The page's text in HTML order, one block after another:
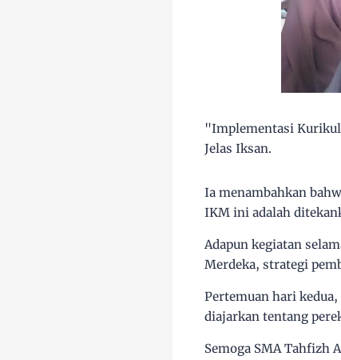
"Implementasi
Jelas Iksan.
Ia menambahkan
IKM ini adalah
Adapun kegiatan
Merdeka, strategi
Pertemuan hari
diajarkan tentang
Semoga SMA Tahfizh